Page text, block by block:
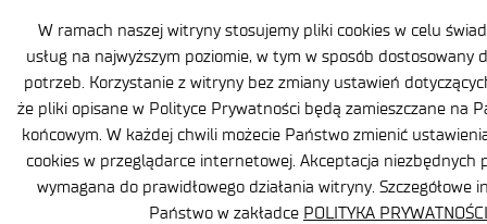
W ramach naszej witryny stosujemy pliki cookies w celu
usług na najwyższym poziomie, w tym w sposób dostosowany
potrzeb. Korzystanie z witryny bez zmiany ustawień
że pliki opisane w Polityce Prywatności będą zamieszczane na
końcowym. W każdej chwili możecie Państwo zmienić
cookies w przeglądarce internetowej. Akceptacja niezbędnych
wymagana do prawidłowego działania witryny. Szczegółowe
Państwo w zakładce POLITYKA